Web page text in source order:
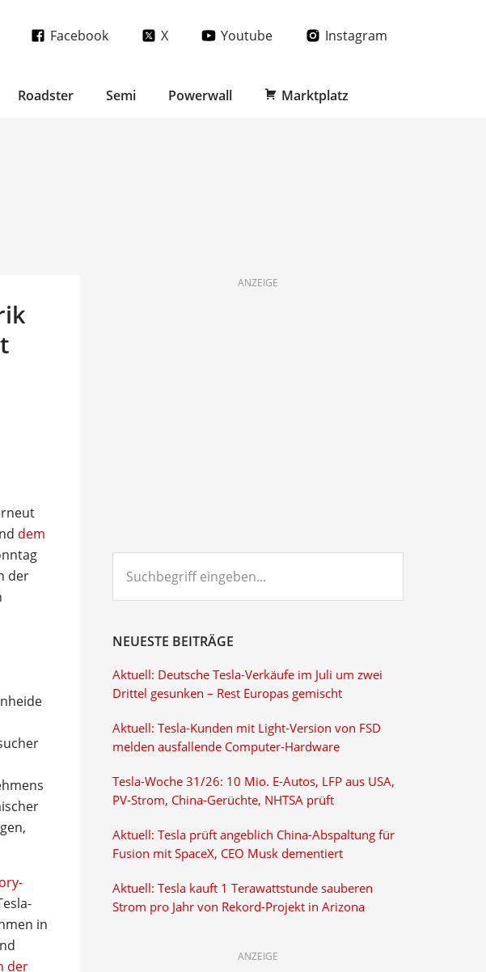
Facebook X Youtube Instagram
Roadster Semi Powerwall Marktplatz
dem
der
in
der
ANZEIGE
eingeben...
NEUESTE BEITRÄGE
Aktuell: Deutsche Tesla-Verkäufe im Juli um zwei
Drittel gesunken – Rest Europas gemischt
Aktuell: Tesla-Kunden mit Light-Version von FSD
melden ausfallende Computer-Hardware
Tesla-Woche 31/26: 10 Mio. E-Autos, LFP aus USA,
PV-Strom, China-Gerüchte, NHTSA prüft
Aktuell: Tesla prüft angeblich China-Abspaltung für
Fusion mit SpaceX, CEO Musk dementiert
Aktuell: Tesla kauft 1 Terawattstunde sauberen
Strom pro Jahr von Rekord-Projekt in Arizona
ANZEIGE